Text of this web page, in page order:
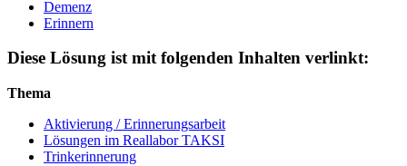
Demenz
Erinnern
Diese Lösung ist mit folgenden Inhalten verlinkt:
Thema
Aktivierung / Erinnerungsarbeit
Lösungen im Reallabor TAKSI
Trinkerinnerung